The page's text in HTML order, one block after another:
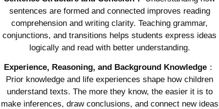
sentences are formed and connected improves reading
comprehension and writing clarity. Teaching grammar,
conjunctions, and transitions helps students express ideas
logically and read with better understanding.
Experience, Reasoning, and Background Knowledge ：
Prior knowledge and life experiences shape how children
understand texts. The more they know, the easier it is to
make inferences, draw conclusions, and connect new ideas